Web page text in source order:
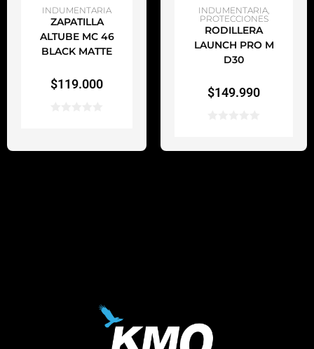
AÑADIR AL CARRITO
INDUMENTARIA
ZAPATILLA
ALTUBE MC 46
BLACK MATTE
$119.000
AÑADIR AL CARRITO
INDUMENTARIA
PROTECCIONES
RODILLERA
LAUNCH PRO M
D30
$149.990